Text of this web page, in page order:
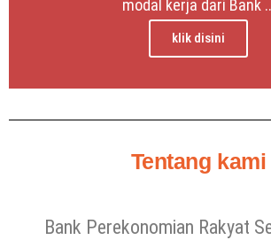
modal kerja dari Bank
klik disini
Tentang kami
Bank Perekonomian Rakyat